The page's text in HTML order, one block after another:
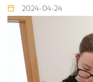
2024-04-24